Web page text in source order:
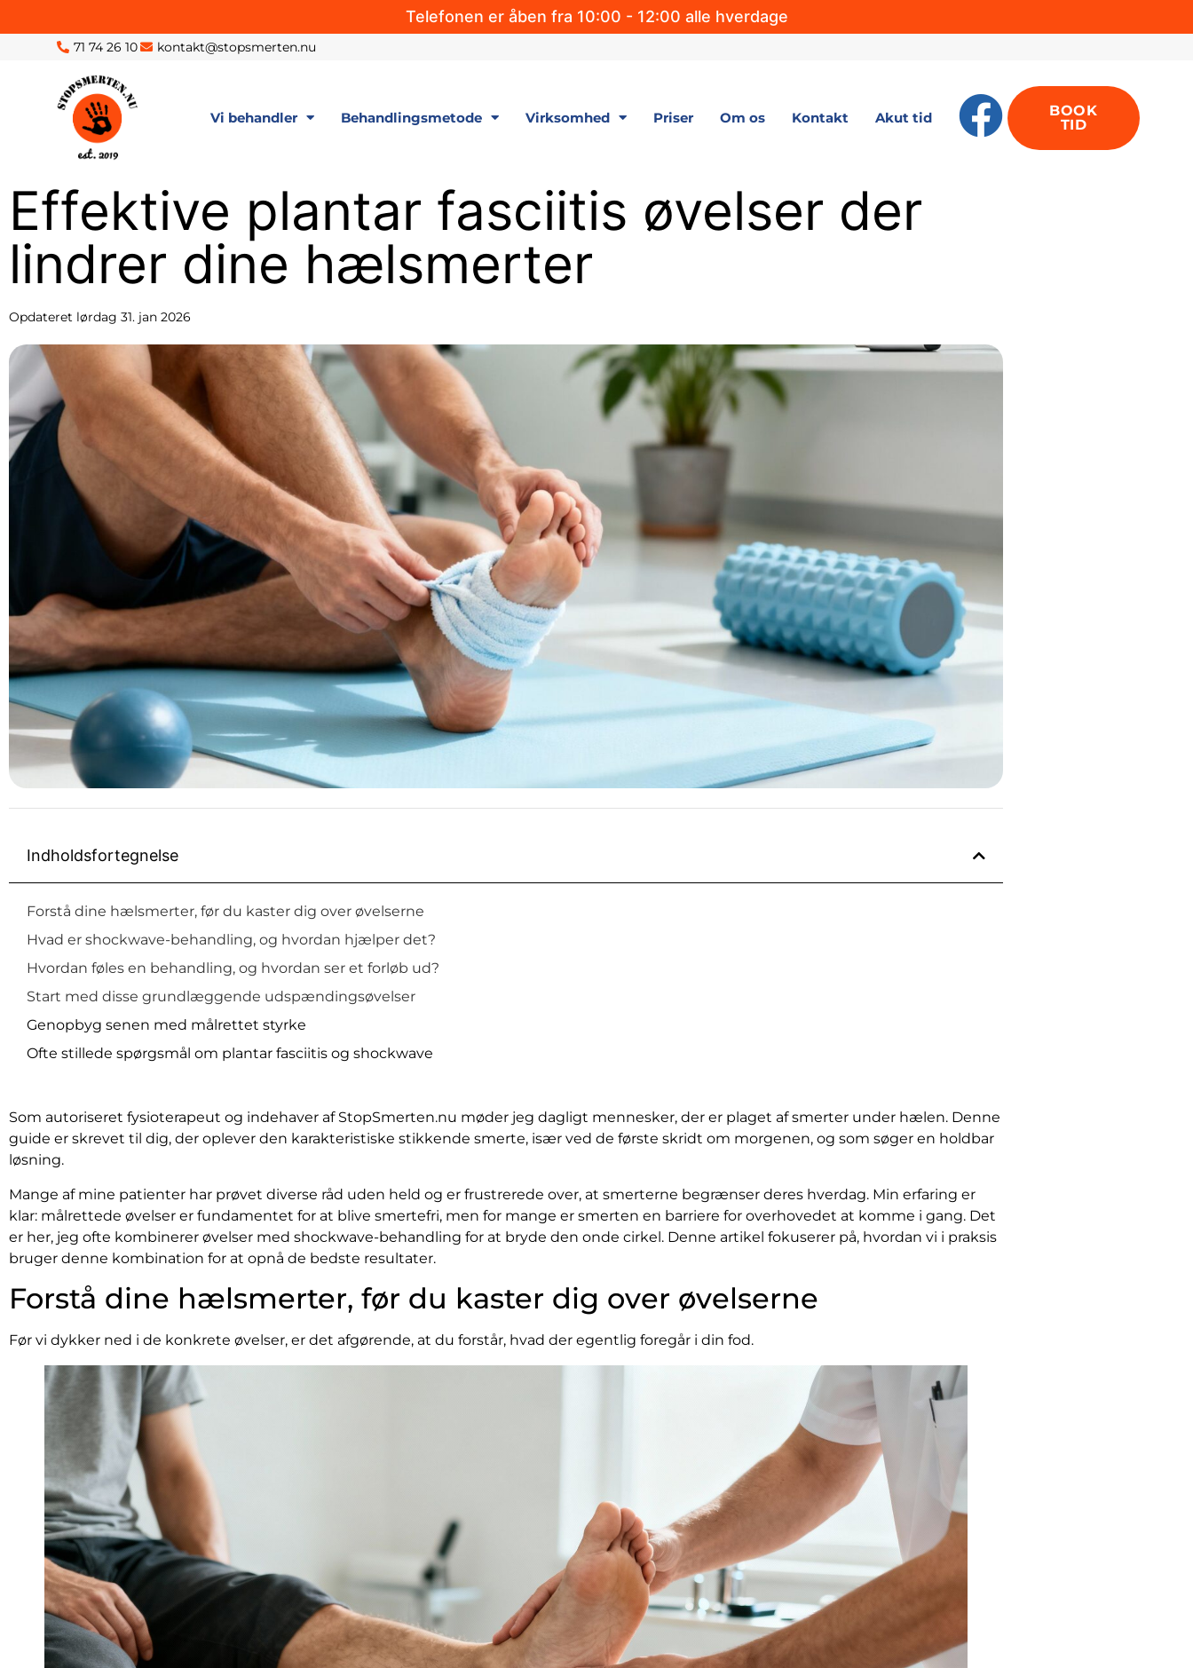
Telefonen er åben fra 10:00 - 12:00 alle hverdage
71 74 26 10 kontakt@stopsmerten.nu
Vi behandler Behandlingsmetode Virksomhed Priser Om os Kontakt Akut tid
BOOK
TID
Effektive plantar fasciitis øvelser der
lindrer dine hælsmerter
Opdateret lørdag 31. jan 2026
Indholdsfortegnelse
Forstå dine hælsmerter, før du kaster dig over øvelserne
Hvad er shockwave-behandling, og hvordan hjælper det?
Hvordan føles en behandling, og hvordan ser et forløb ud?
Start med disse grundlæggende udspændingsøvelser
Genopbyg senen med målrettet styrke
Ofte stillede spørgsmål om plantar fasciitis og shockwave
Som autoriseret fysioterapeut og indehaver af StopSmerten.nu møder jeg dagligt mennesker, der er plaget af smerter under hælen. Denne
guide er skrevet til dig, der oplever den karakteristiske stikkende smerte, især ved de første skridt om morgenen, og som søger en holdbar
løsning.
Mange af mine patienter har prøvet diverse råd uden held og er frustrerede over, at smerterne begrænser deres hverdag. Min erfaring er
klar: målrettede øvelser er fundamentet for at blive smertefri, men for mange er smerten en barriere for overhovedet at komme i gang. Det
er her, jeg ofte kombinerer øvelser med shockwave-behandling for at bryde den onde cirkel. Denne artikel fokuserer på, hvordan vi i praksis
bruger denne kombination for at opnå de bedste resultater.
Forstå dine hælsmerter, før du kaster dig over øvelserne
Før vi dykker ned i de konkrete øvelser, er det afgørende, at du forstår, hvad der egentlig foregår i din fod.